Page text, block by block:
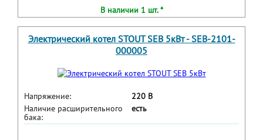
В наличии 1 шт. *
Электрический котел STOUT SEB 5кВт - SEB-2101-
000005
Напряжение:
220 В
Наличие расширительного
бака:
есть